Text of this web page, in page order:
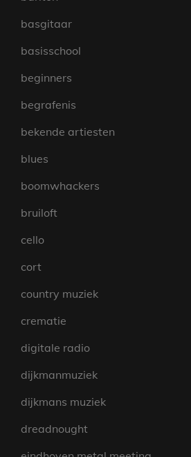
basgitaar
basisschool
beginners
begrafenis
bekende artiesten
blues
boomwhackers
bruiloft
cello
cort
country muziek
crematie
digitale radio
dijkmanmuziek
dijkmans muziek
dreadnought